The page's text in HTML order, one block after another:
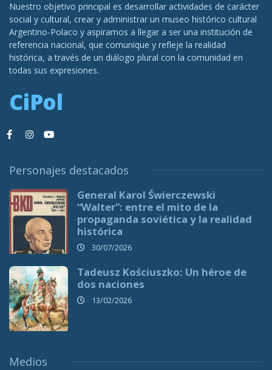
Nuestro objetivo principal es desarrollar actividades de carácter
social y cultural, crear y administrar un museo histórico cultural
Argentino-Polaco y aspiramos a llegar a ser una institución de
referencia nacional, que comunique y refleje la realidad
histórica, a través de un diálogo plural con la comunidad en
todas sus expresiones.
CiPol
Personajes destacados
General Karol Świerczewski
“Walter”: entre el mito de la
propaganda soviética y la realidad
histórica
30/07/2026
Tadeusz Kościuszko: Un héroe de
dos naciones
13/02/2026
Medios